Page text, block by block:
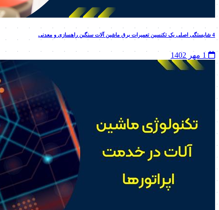
4 شایستگی اصلی یک تکنسین تعمیرات برق ماشین آلات سنگین راهسازی و معدنی